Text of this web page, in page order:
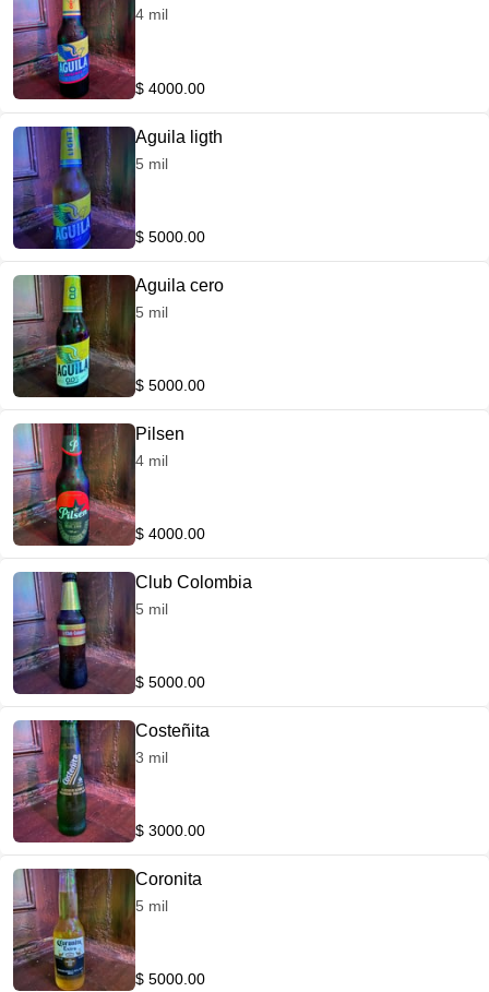
4 mil
$ 4000.00
Aguila ligth
5 mil
$ 5000.00
Aguila cero
5 mil
$ 5000.00
Pilsen
4 mil
$ 4000.00
Club Colombia
5 mil
$ 5000.00
Costeñita
3 mil
$ 3000.00
Coronita
5 mil
$ 5000.00